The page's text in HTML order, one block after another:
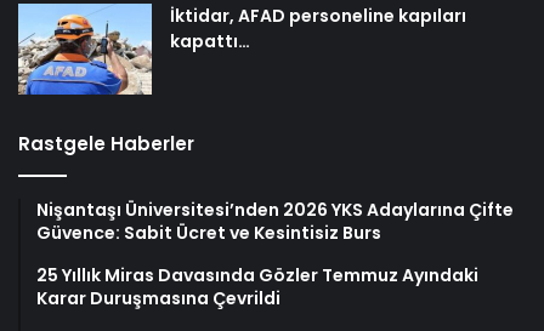
İktidar, AFAD personeline kapıları
kapattı…
Rastgele Haberler
Nişantaşı Üniversitesi’nden 2026 YKS Adaylarına Çifte
Güvence: Sabit Ücret ve Kesintisiz Burs
25 Yıllık Miras Davasında Gözler Temmuz Ayındaki
Karar Duruşmasına Çevrildi